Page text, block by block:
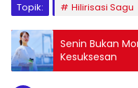
Topik:
Hilirisasi Sagu
Senin Bukan
Kesuksesan